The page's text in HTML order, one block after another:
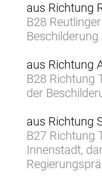
aus Richtung
B28
aus Richtung
B28 Richtung
der
aus Richtung
B27 Richtung
Innenstadt,